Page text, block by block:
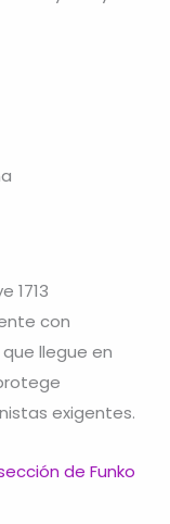
1713
con
llegue en
exigentes.
de Funko